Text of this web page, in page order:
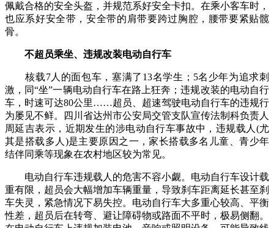
佩戴合格的安全头盔，并规范系好安全卡扣。在乘小客车时，
也应系好安全带，安全带的肩带要跨过胸腔，腰带要紧贴髋
骨。
不超员乘坐、违规改装电动自行车
核载7人的面包车，塞满了13名学生；5名少年为追求刺
激，同“坐”一辆电动自行车在路上狂奔；违规改装的电动自行
车，时速可达80公里……超员、超速驾驶电动自行车的违规行
为屡见不鲜。四川省达州市公安局交管支队宣传法制科负责人
周延吉表示，近期发生的涉电动自行车事故中，违规载人(尤
其是搭载多人)是主要原因之一，家长搭载多名儿童、青少年
结伴同乘等现象在农村地区较为常见。
电动自行车违规载人的危害不容小觑。电动自行车设计载
重有限，超员会大幅增加车辆重量，导致刹车距离延长甚至刹
车失灵，紧急情况下易失控。电动自行车大多重心较高、平衡
性差，超员后在转弯、避让障碍物或路面不平时，极易侧翻。